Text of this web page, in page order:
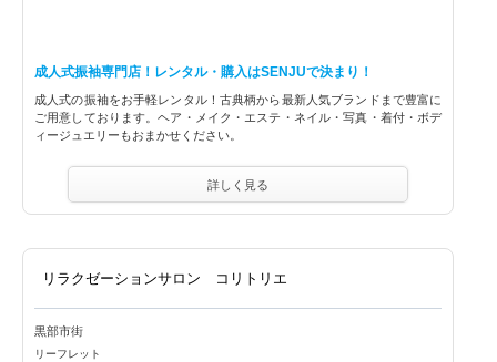
成人式振袖専門店！レンタル・購入はSENJUで決まり！
成人式の振袖をお手軽レンタル！古典柄から最新人気ブランドまで豊富に
ご用意しております。ヘア・メイク・エステ・ネイル・写真・着付・ボデ
ィージュエリーもおまかせください。
詳しく見る
リラクゼーションサロン コリトリエ
黒部市街
リーフレット